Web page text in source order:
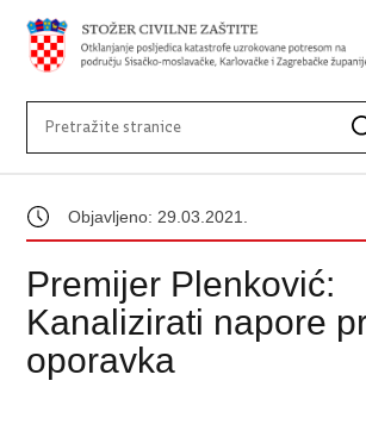
Objavljeno: 29.03.2021.
Premijer Plenković:
Kanalizirati napore
oporavka